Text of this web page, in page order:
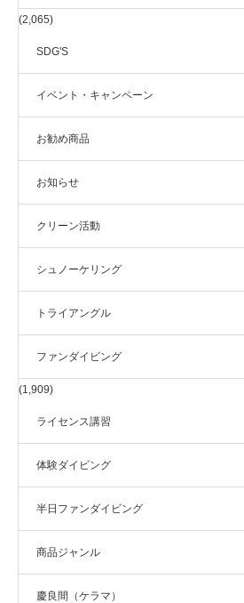
(2,065)
SDG'S
イベント・キャンペーン
お勧め商品
お知らせ
クリーン活動
シュノーケリング
トライアングル
ファンダイビング
(1,909)
ライセンス講習
体験ダイビング
半日ファンダイビング
商品ジャンル
慶良間（ケラマ）